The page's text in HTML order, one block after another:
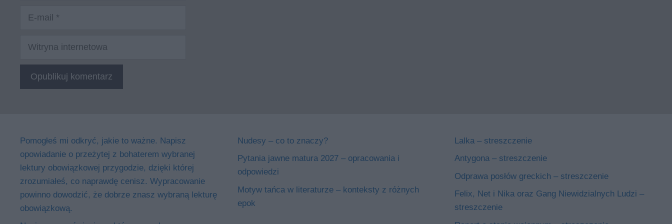
Witryna
internetowa
Pomogłeś mi odkryć, jakie to ważne. Napisz
opowiadanie o przeżytej z bohaterem wybranej
lektury obowiązkowej przygodzie, dzięki której
zrozumiałeś, co naprawdę cenisz. Wypracowanie
powinno dowodzić, że dobrze znasz wybraną lekturę
obowiązkową.
Nudesy – co to znaczy?
Pytania jawne matura 2027 – opracowania i
odpowiedzi
Motyw tańca w literaturze – konteksty z różnych
epok
Lalka – streszczenie
Antygona – streszczenie
Odprawa posłów greckich – streszczenie
Felix, Net i Nika oraz Gang Niewidzialnych Ludzi –
streszczenie